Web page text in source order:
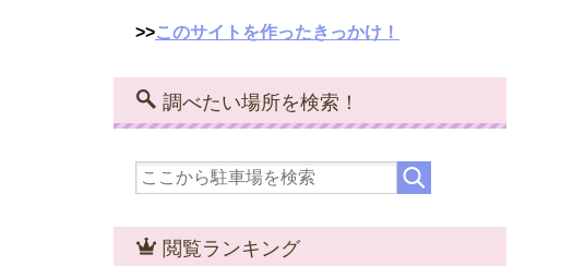
>>このサイトを作ったきっかけ！
調べたい場所を検索！
閲覧ランキング